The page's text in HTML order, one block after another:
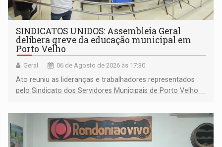
SINDICATOS UNIDOS: Assembleia Geral
delibera greve da educação municipal em
Porto Velho
Geral 06 de Agosto de 2026 às 17:30
Ato reuniu as lideranças e trabalhadores representados
pelo Sindicato dos Servidores Municipais de Porto Velho